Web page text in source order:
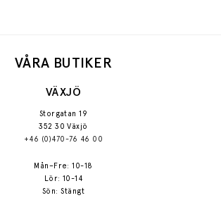
VÅRA BUTIKER
VÄXJÖ
Storgatan 19
352 30 Växjö
+46 (0)470-76 46 00
Mån–Fre: 10-18
Lör: 10-14
Sön: Stängt